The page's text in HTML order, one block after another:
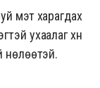
мэт харагдах
ухаалаг хүн
нөлөөтэй.